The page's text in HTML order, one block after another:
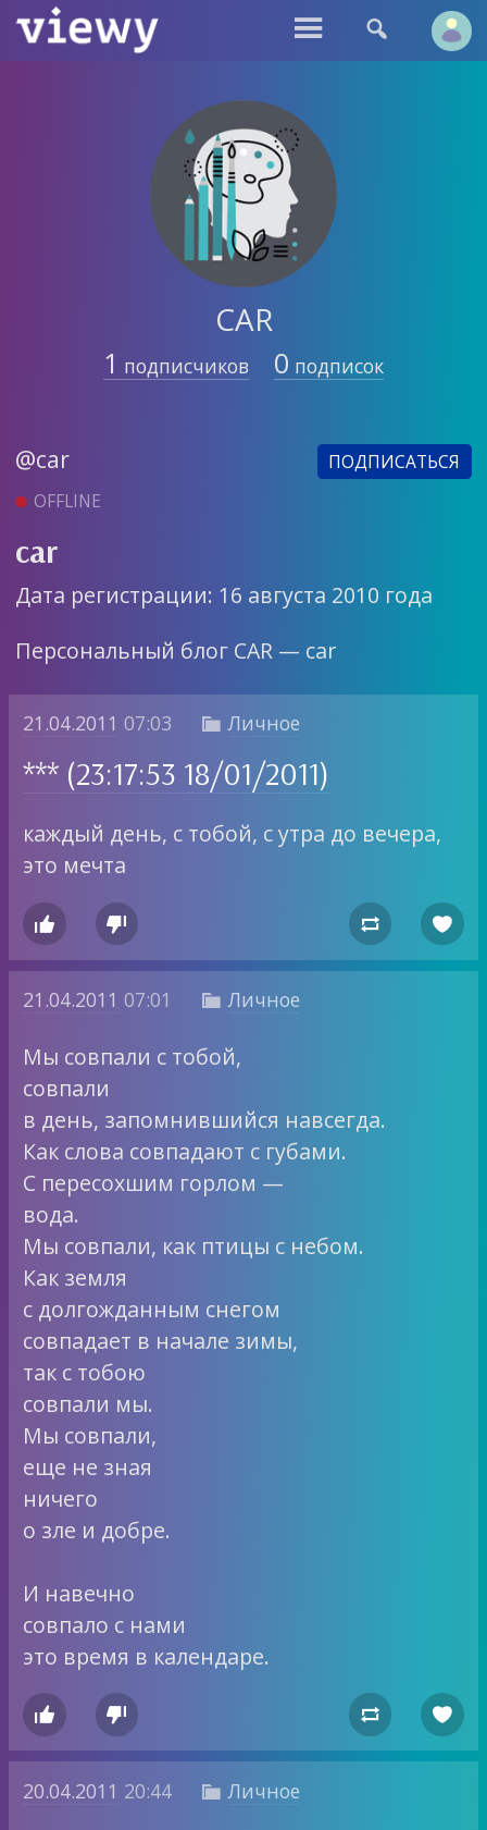
 
CAR
1 подписчиков 0 подписок
@car
ПОДПИСАТЬСЯ
OFFLINE
car
Дата регистрации: 16 августа 2010 года
Персональный блог CAR — car
21.04.2011 07:03  Личное
*** (23:17:53 18/01/2011)
каждый день, с тобой, с утра до вечера,
это мечта
   
21.04.2011 07:01  Личное
Мы совпали с тобой,
совпали
в день, запомнившийся навсегда.
Как слова совпадают с губами.
С пересохшим горлом —
вода.
Мы совпали, как птицы с небом.
Как земля
с долгожданным снегом
совпадает в начале зимы,
так с тобою
совпали мы.
Мы совпали,
еще не зная
ничего
о зле и добре.
И навечно
совпало с нами
это время в календаре.
   
20.04.2011 20:44  Личное